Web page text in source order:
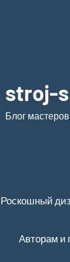
stroj-
Блог
Роскошный
Авторам и